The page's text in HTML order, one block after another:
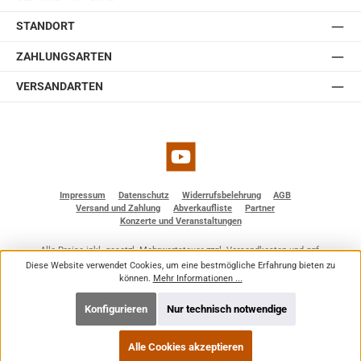
STANDORT
ZAHLUNGSARTEN
VERSANDARTEN
YouTube
Impressum Datenschutz Widerrufsbelehrung
AGB
Versand und Zahlung
Abverkaufliste
Partner
Konzerte und Veranstaltungen
Alle Preise inkl. gesetzl. Mehrwertsteuer zzgl.Versandkostenund ggf.
Nachnahmegebühren, wenn nicht anders angegeben.
© 2026 BF - Dienstleistungen - Alle Rechte vorbehalten. Theme by
Diese Website verwendet Cookies, um eine bestmögliche Erfahrung bieten zu
können. Mehr Informationen ...
Nur technisch notwendige
Konfigurieren
Alle Cookies akzeptieren